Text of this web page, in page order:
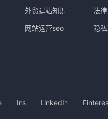
外贸建站知识
网站运营seo
法
隐
Ins LinkedIn